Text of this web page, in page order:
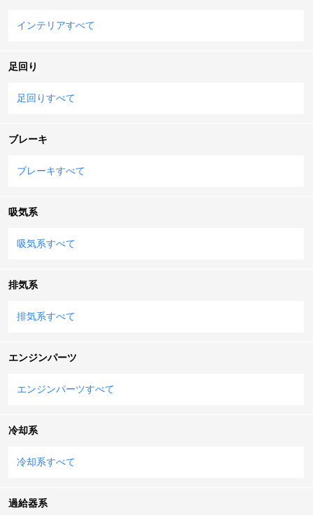
インテリアすべて
足回り
足回りすべて
ブレーキ
ブレーキすべて
吸気系
吸気系すべて
排気系
排気系すべて
エンジンパーツ
エンジンパーツすべて
冷却系
冷却系すべて
過給器系